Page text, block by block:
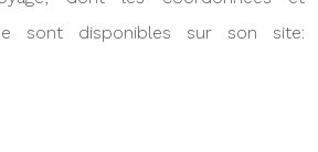
sont disponibles sur son site: